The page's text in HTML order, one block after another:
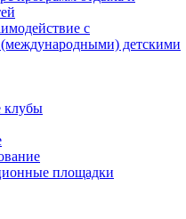
с
детскими
клубы
площадки